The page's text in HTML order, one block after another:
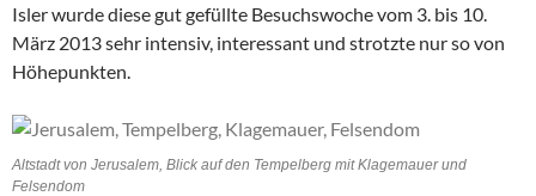
Isler wurde diese gut gefüllte Besuchswoche vom 3. bis 10.
März 2013 sehr intensiv, interessant und strotzte nur so von
Höhepunkten.
Altstadt von Jerusalem, Blick auf den Tempelberg mit Klagemauer und
Felsendom